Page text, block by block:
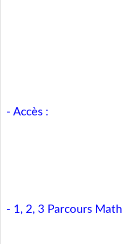
- Accès :
- 1, 2, 3 Parcours